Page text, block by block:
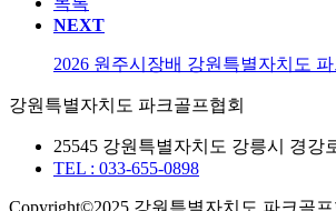
NEXT
2026 원주시장배 강원특별자치도
강원특별자치도 파크골프협회
25545 강원특별자치도 강릉시 경강
TEL : 033-655-0898
Copyright©2025 강원특별자치도 파크골